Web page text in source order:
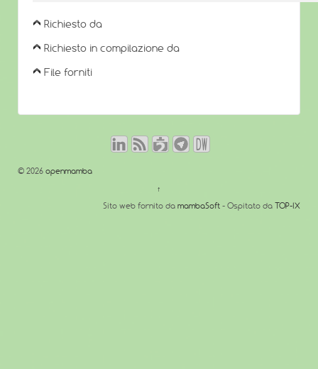
Richiesto da
Richiesto in compilazione da
File forniti
© 2026 openmamba
↑
Sito web fornito da mambaSoft - Ospitato da TOP-IX